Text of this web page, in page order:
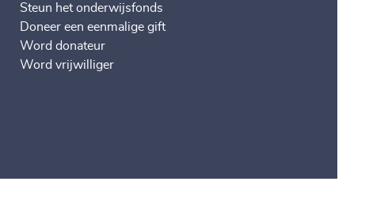
Steun het onderwijsfonds
Doneer een eenmalige gift
Word donateur
Word vrijwilliger